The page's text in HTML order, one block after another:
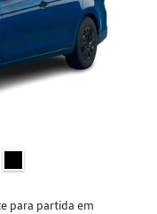
para partida em